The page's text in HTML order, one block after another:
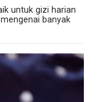
untuk gizi harian
banyak